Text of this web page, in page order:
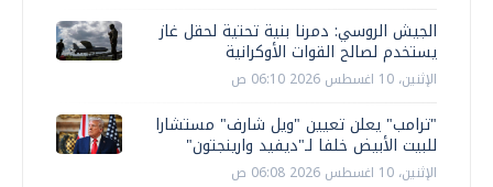
الجيش الروسي: دمرنا بنية تحتية لحقل غاز
يستخدم لصالح القوات الأوكرانية
الإثنين، 10 اغسطس 2026 06:10 ص
"ترامب" يعلن تعيين "ويل شارف" مستشارا
للبيت الأبيض خلفا لـ"ديفيد وارينجتون"
الإثنين، 10 اغسطس 2026 06:08 ص